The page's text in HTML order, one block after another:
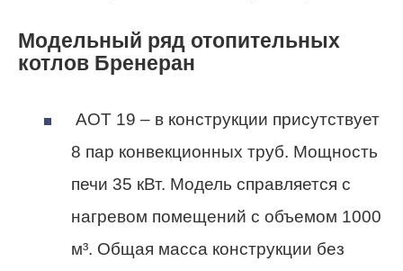
Модельный ряд отопительных
котлов Бренеран
АОТ 19 – в конструкции присутствует
8 пар конвекционных труб. Мощность
печи 35 кВт. Модель справляется с
нагревом помещений с объемом 1000
м³. Общая масса конструкции без